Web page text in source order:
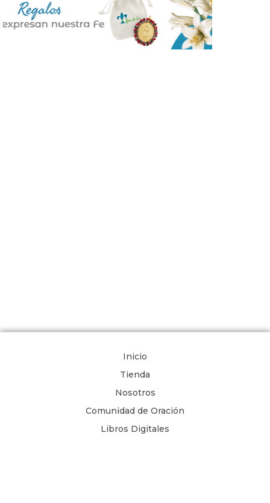
Inicio
Tienda
Nosotros
Comunidad de Oración
Libros Digitales